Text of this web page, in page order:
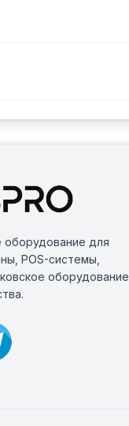
оборудование для
POS-системы,
оборудование